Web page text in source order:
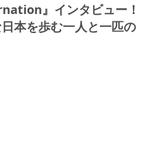
』インタビュー！
本を歩む一人と一匹の